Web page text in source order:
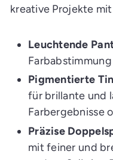
kreative Projekte
Leuchtende
Pigmentierte
für brillante und
Farbergebnisse
Präzise
mit feiner und